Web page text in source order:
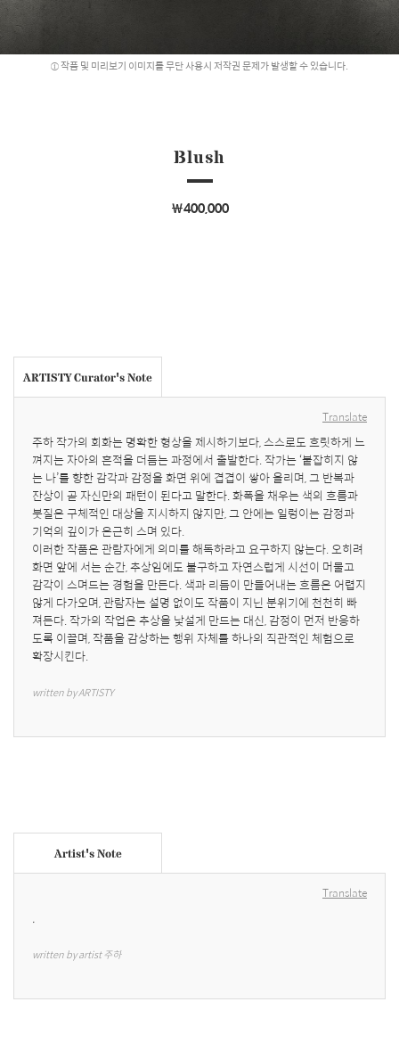
작품 및 미리보기 이미지를 무단 사용시 저작권 문제가 발생할 수 있습니다.
Blush
￦400,000
ARTISTY Curator's Note
Translate
주하 작가의 회화는 명확한 형상을 제시하기보다, 스스로도 흐릿하게 느
껴지는 자아의 흔적을 더듬는 과정에서 출발한다. 작가는 ‘붙잡히지 않
는 나’를 향한 감각과 감정을 화면 위에 겹겹이 쌓아 올리며, 그 반복과
잔상이 곧 자신만의 패턴이 된다고 말한다. 화폭을 채우는 색의 흐름과
붓질은 구체적인 대상을 지시하지 않지만, 그 안에는 일렁이는 감정과
기억의 깊이가 은근히 스며 있다.
이러한 작품은 관람자에게 의미를 해독하라고 요구하지 않는다. 오히려
화면 앞에 서는 순간, 추상임에도 불구하고 자연스럽게 시선이 머물고
감각이 스며드는 경험을 만든다. 색과 리듬이 만들어내는 흐름은 어렵지
않게 다가오며, 관람자는 설명 없이도 작품이 지닌 분위기에 천천히 빠
져든다. 작가의 작업은 추상을 낯설게 만드는 대신, 감정이 먼저 반응하
도록 이끌며, 작품을 감상하는 행위 자체를 하나의 직관적인 체험으로
확장시킨다.
written by ARTISTY
Artist's Note
Translate
.
written by artist 주하